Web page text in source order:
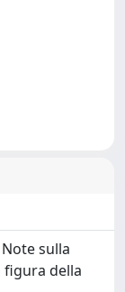
sulla
della